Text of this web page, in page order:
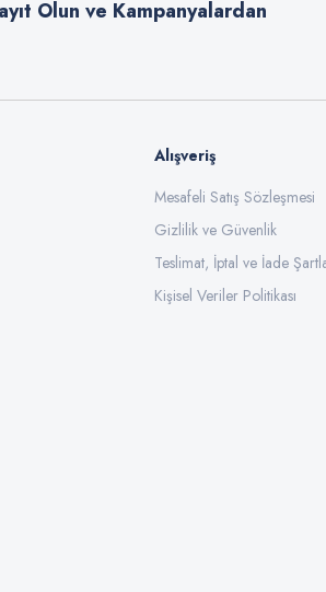
pahalı.
olmalı.
Olun ve Kampanyalardan
Alışveriş
Mesafeli Satış Sözleşmesi
Gizlilik ve Güvenlik
Teslimat, İptal ve İade
Kişisel Veriler Politikası